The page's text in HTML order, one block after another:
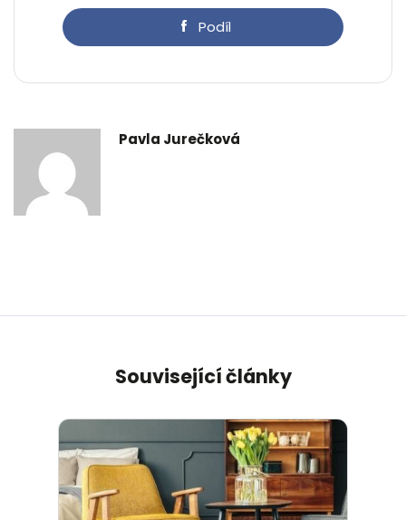
Podíl
Pavla Jurečková
Související články